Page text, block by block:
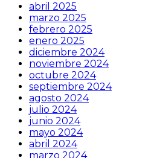
abril 2025
marzo 2025
febrero 2025
enero 2025
diciembre 2024
noviembre 2024
octubre 2024
septiembre 2024
agosto 2024
julio 2024
junio 2024
mayo 2024
abril 2024
marzo 2024